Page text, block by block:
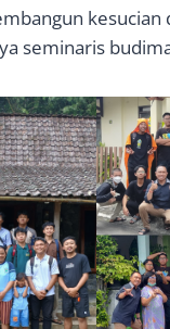
kesucian
seminaris